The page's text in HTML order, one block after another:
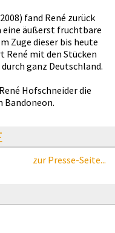
fand René zurück
eine äußerst fruchtbare
Zuge dieser bis heute
René mit den Stücken
durch ganz Deutschland.
Hofschneider die
Bandoneon.
zur Presse-Seite...